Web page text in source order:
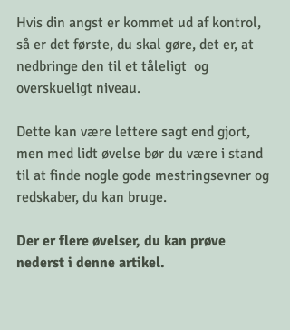
Hvis din angst er kommet ud af kontrol,
så er det første, du skal gøre, det er, at
nedbringe den til et tåleligt  og
overskueligt niveau.
Dette kan være lettere sagt end gjort,
men med lidt øvelse bør du være i stand
til at finde nogle gode mestringsevner og
redskaber, du kan bruge.
Der er flere øvelser, du kan prøve
nederst i denne artikel.